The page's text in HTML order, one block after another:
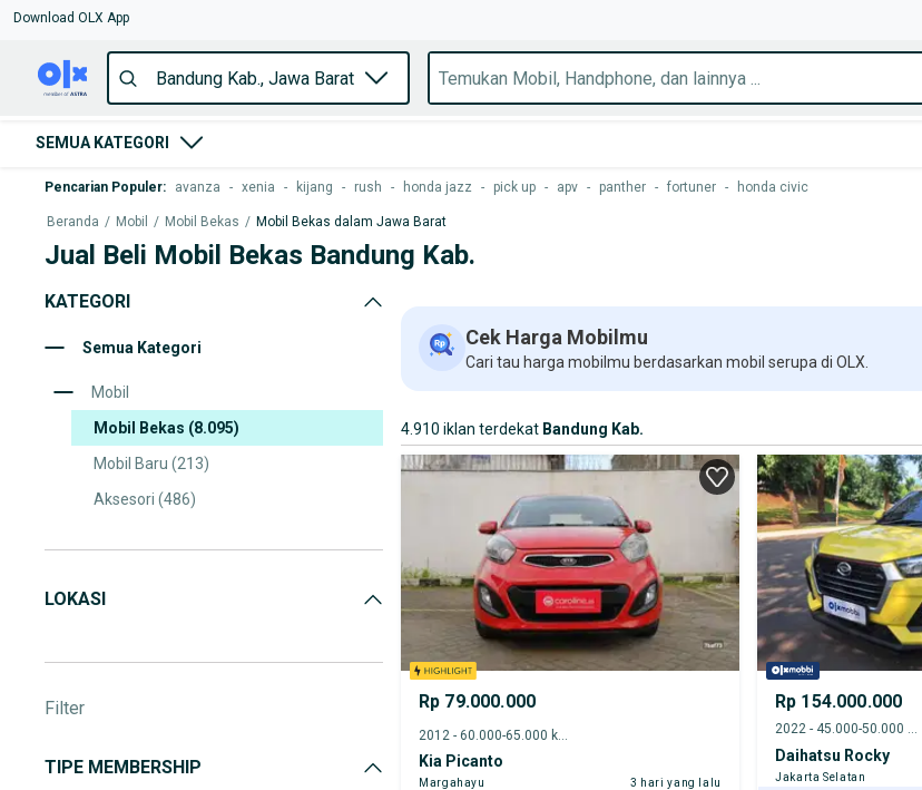
Download OLX App
SEMUA KATEGORI
Pencarian Populer: avanza - xenia - kijang - rush - honda jazz - pick up - apv - panther - fortuner - honda civic
Beranda / Mobil / Mobil Bekas / Mobil Bekas dalam Jawa Barat
Jual Beli Mobil Bekas Bandung Kab.
KATEGORI
Semua Kategori
Mobil
Mobil Bekas (8.095)
Mobil Baru (213)
Aksesori (486)
Velg dan Ban
LOKASI
Filter
TIPE MEMBERSHIP
Cek Harga Mobilmu
Cari tau harga mobilmu berdasarkan mobil serupa di OLX.
4.910 iklan terdekat Bandung Kab.
Rp 79.000.000
Kia Picanto
Margahayu
3 hari yang lalu
Rp 154.000.000
2022 - 45.000-50.000 km
Daihatsu Rocky
Jakarta Selatan